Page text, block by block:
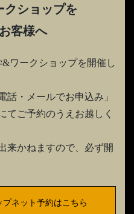
クショップを
客様へ
ワークショップを開催し
話・メールでお申込み」
てご予約のうえお越しく
来かねますので、必ず開
ネット予約はこちら